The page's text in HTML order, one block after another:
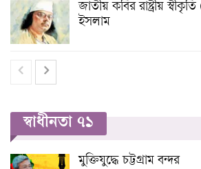
জাতীয় কবির রাষ্ট্রীয়
ইসলাম
স্বাধীনতা ৭১
মুক্তিযুদ্ধে চট্টগ্রাম বন্দর